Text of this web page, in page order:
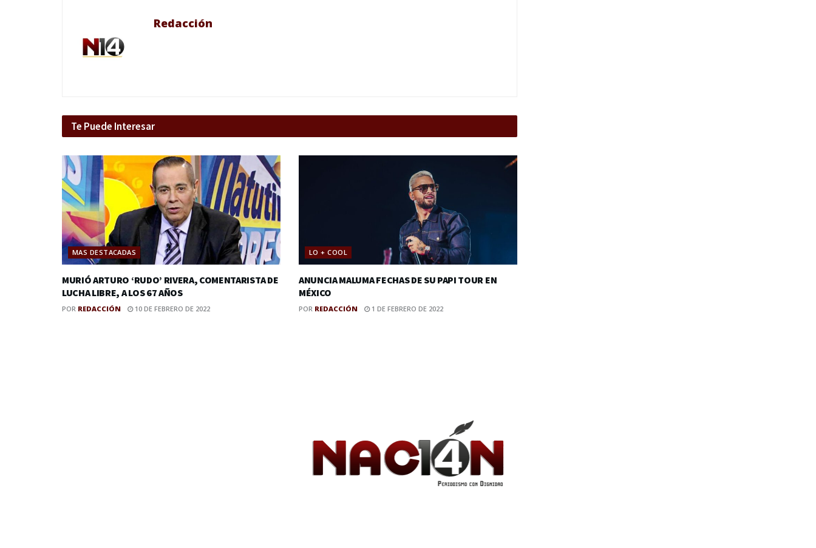
Redacción
Te Puede Interesar
MAS DESTACADAS
MURIÓ ARTURO ‘RUDO’ RIVERA, COMENTARISTA DE
LUCHA LIBRE, A LOS 67 AÑOS
POR REDACCIÓN 10 DE FEBRERO DE 2022
LO + COOL
ANUNCIA MALUMA FECHAS DE SU PAPI TOUR EN
MÉXICO
POR REDACCIÓN 1 DE FEBRERO DE 2022